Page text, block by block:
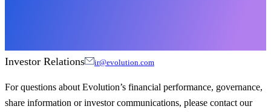
Investor Relations ir@evolution.com
For questions about Evolution’s financial performance, governance,
share information or investor communications, please contact our